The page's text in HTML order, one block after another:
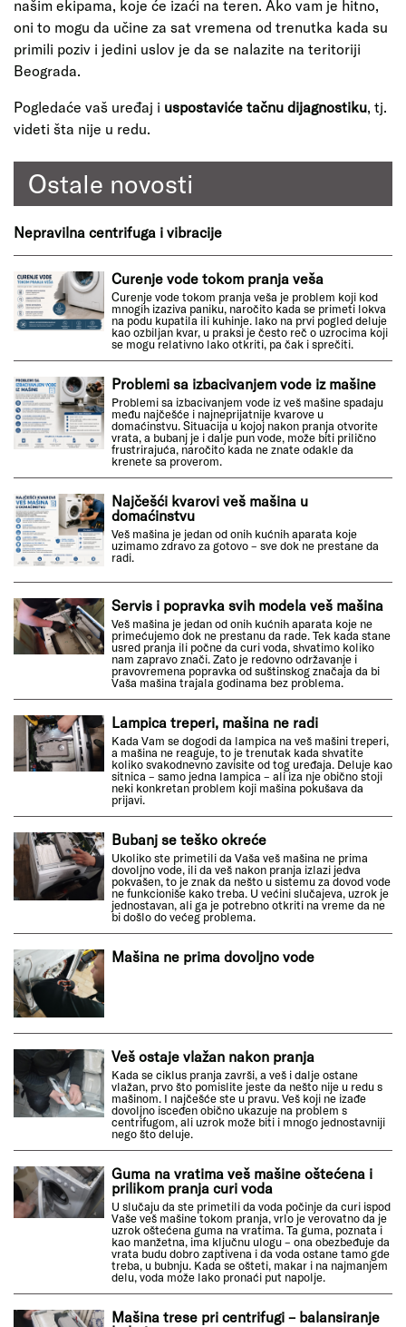
našim ekipama, koje će izaći na teren. Ako vam je hitno,
oni to mogu da učine za sat vremena od trenutka kada su
primili poziv i jedini uslov je da se nalazite na teritoriji
Beograda.
Pogledaće vaš uređaj i uspostaviće tačnu dijagnostiku , tj.
videti šta nije u redu.
Ostale novosti
Nepravilna centrifuga i vibracije
Curenje vode tokom pranja veša
Curenje vode tokom pranja veša je problem koji kod
mnogih izaziva paniku, naročito kada se primeti lokva
na podu kupatila ili kuhinje. Iako na prvi pogled deluje
kao ozbiljan kvar, u praksi je često reč o uzrocima koji
se mogu relativno lako otkriti, pa čak i sprečiti.
Problemi sa izbacivanjem vode iz mašine
Problemi sa izbacivanjem vode iz veš mašine spadaju
među najčešće i najneprijatnije kvarove u
domaćinstvu. Situacija u kojoj nakon pranja otvorite
vrata, a bubanj je i dalje pun vode, može biti prilično
frustrirajuća, naročito kada ne znate odakle da
krenete sa proverom.
Najčešći kvarovi veš mašina u
domaćinstvu
Veš mašina je jedan od onih kućnih aparata koje
uzimamo zdravo za gotovo – sve dok ne prestane da
radi.
Servis i popravka svih modela veš mašina
Veš mašina je jedan od onih kućnih aparata koje ne
primećujemo dok ne prestanu da rade. Tek kada stane
usred pranja ili počne da curi voda, shvatimo koliko
nam zapravo znači. Zato je redovno održavanje i
pravovremena popravka od suštinskog značaja da bi
Vaša mašina trajala godinama bez problema.
Lampica treperi, mašina ne radi
Kada Vam se dogodi da lampica na veš mašini treperi,
a mašina ne reaguje, to je trenutak kada shvatite
koliko svakodnevno zavisite od tog uređaja. Deluje kao
sitnica – samo jedna lampica – ali iza nje obično stoji
neki konkretan problem koji mašina pokušava da
prijavi.
Bubanj se teško okreće
Ukoliko ste primetili da Vaša veš mašina ne prima
dovoljno vode, ili da veš nakon pranja izlazi jedva
pokvašen, to je znak da nešto u sistemu za dovod vode
ne funkcioniše kako treba. U većini slučajeva, uzrok je
jednostavan, ali ga je potrebno otkriti na vreme da ne
bi došlo do većeg problema.
Mašina ne prima dovoljno vode
Veš ostaje vlažan nakon pranja
Kada se ciklus pranja završi, a veš i dalje ostane
vlažan, prvo što pomislite jeste da nešto nije u redu s
mašinom. I najčešće ste u pravu. Veš koji ne izađe
dovoljno isceđen obično ukazuje na problem s
centrifugom, ali uzrok može biti i mnogo jednostavniji
nego što deluje.
Guma na vratima veš mašine oštećena i
prilikom pranja curi voda
U slučaju da ste primetili da voda počinje da curi ispod
Vaše veš mašine tokom pranja, vrlo je verovatno da je
uzrok oštećena guma na vratima. Ta guma, poznata i
kao manžetna, ima ključnu ulogu – ona obezbeđuje da
vrata budu dobro zaptivena i da voda ostane tamo gde
treba, u bubnju. Kada se ošteti, makar i na najmanjem
delu, voda može lako pronaći put napolje.
Mašina trese pri centrifugi – balansiranje